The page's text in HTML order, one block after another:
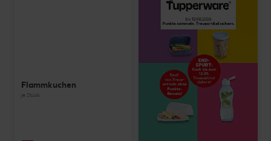
Flammkuchen
je Stück